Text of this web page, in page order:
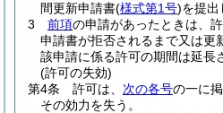
間更新申請書(様式第1号)を提出
3
前項の申請があったときは、
申請書が拒否されるまで又は更
該申請に係る許可の期間は延長
(許可の失効)
第4条
許可は、 次の各号の一に
その効力を失う。